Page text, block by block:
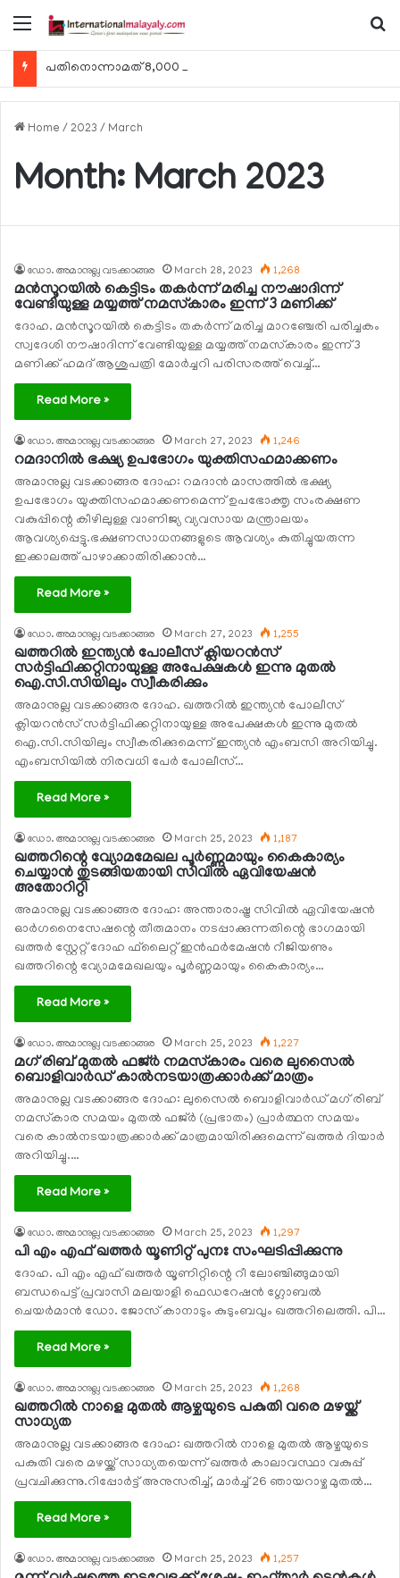
Menu
Home / 2023 / March
Month: March 2023
ഡോ. അമാനുല്ല വടക്കാങ്ങര March 28, 2023 1,268
മന്‍സൂറയില്‍ കെട്ടിടം തകര്‍ന്ന് മരിച്ച നൗഷാദിന്ന്
വേണ്ടിയുള്ള മയ്യത്ത് നമസ്‌കാരം ഇന്ന് 3 മണിക്ക്
ദോഹ. മന്‍സൂറയില്‍ കെട്ടിടം തകര്‍ന്ന് മരിച്ച മാറഞ്ചേരി പരിച്ചകം
സ്വദേശി നൗഷാദിന്ന് വേണ്ടിയുള്ള മയ്യത്ത് നമസ്‌കാരം ഇന്ന് 3
മണിക്ക് ഹമദ് ആശുപത്രി മോര്‍ച്ചറി പരിസരത്ത് വെച്ച്…
Read More »
ഡോ. അമാനുല്ല വടക്കാങ്ങര March 27, 2023 1,246
റമദാനില്‍ ഭക്ഷ്യ ഉപഭോഗം യുക്തിസഹമാക്കണം
അമാനുല്ല വടക്കാങ്ങര ദോഹ: റമദാന്‍ മാസത്തില്‍ ഭക്ഷ്യ
ഉപഭോഗം യുക്തിസഹമാക്കണമെന്ന് ഉപഭോക്തൃ സംരക്ഷണ
വകുപ്പിന്റെ കീഴിലുള്ള വാണിജ്യ വ്യവസായ മന്ത്രാലയം
ആവശ്യപ്പെട്ടു.ഭക്ഷണസാധനങ്ങളുടെ ആവശ്യം കുതിച്ചുയരുന്ന
ഇക്കാലത്ത് പാഴാക്കാതിരിക്കാന്‍…
Read More »
ഡോ. അമാനുല്ല വടക്കാങ്ങര March 27, 2023 1,255
ഖത്തറില്‍ ഇന്ത്യന്‍ പോലീസ് ക്ലിയറന്‍സ്
സര്‍ട്ടിഫിക്കറ്റിനായുള്ള അപേക്ഷകള്‍ ഇന്നു മുതല്‍
ഐ.സി.സിയിലും സ്വീകരിക്കും
അമാനുല്ല വടക്കാങ്ങര ദോഹ. ഖത്തറില്‍ ഇന്ത്യന്‍ പോലീസ്
ക്ലിയറന്‍സ് സര്‍ട്ടിഫിക്കറ്റിനായുള്ള അപേക്ഷകള്‍ ഇന്നു മുതല്‍
ഐ.സി.സിയിലും സ്വീകരിക്കുമെന്ന് ഇന്ത്യന്‍ എംബസി അറിയിച്ചു.
എംബസിയില്‍ നിരവധി പേര്‍ പോലീസ്…
Read More »
ഡോ. അമാനുല്ല വടക്കാങ്ങര March 25, 2023 1,187
ഖത്തറിന്റെ വ്യോമമേഖല പൂര്‍ണ്ണമായും കൈകാര്യം
ചെയ്യാന്‍ തുടങ്ങിയതായി സിവില്‍ ഏവിയേഷന്‍
അതോറിറ്റി
അമാനുല്ല വടക്കാങ്ങര ദോഹ: അന്താരാഷ്ട്ര സിവില്‍ ഏവിയേഷന്‍
ഓര്‍ഗനൈസേഷന്റെ തീരുമാനം നടപ്പാക്കുന്നതിന്റെ ഭാഗമായി
ഖത്തര്‍ സ്റ്റേറ്റ് ദോഹ ഫ്‌ലൈറ്റ് ഇന്‍ഫര്‍മേഷന്‍ റീജിയണും
ഖത്തറിന്റെ വ്യോമമേഖലയും പൂര്‍ണ്ണമായും കൈകാര്യം…
Read More »
ഡോ. അമാനുല്ല വടക്കാങ്ങര March 25, 2023 1,227
മഗ് രിബ് മുതല്‍ ഫജ്ര്‍ നമസ്‌കാരം വരെ ലുസൈല്‍
ബൊളിവാര്‍ഡ് കാല്‍നടയാത്രക്കാര്‍ക്ക് മാത്രം
അമാനുല്ല വടക്കാങ്ങര ദോഹ: ലുസൈല്‍ ബൊളിവാര്‍ഡ് മഗ് രിബ്
നമസ്‌കാര സമയം മുതല്‍ ഫജ്ര്‍ (പ്രഭാതം) പ്രാര്‍ത്ഥന സമയം
വരെ കാല്‍നടയാത്രക്കാര്‍ക്ക് മാത്രമായിരിക്കുമെന്ന് ഖത്തര്‍ ദിയാര്‍
അറിയിച്ചു.…
Read More »
ഡോ. അമാനുല്ല വടക്കാങ്ങര March 25, 2023 1,297
പി എം എഫ് ഖത്തര്‍ യൂണിറ്റ് പുനഃ സംഘടിപ്പിക്കുന്നു
ദോഹ. പി എം എഫ് ഖത്തര്‍ യൂണിറ്റിന്റെ റീ ലോഞ്ചിങ്ങുമായി
ബന്ധപെട്ട് പ്രവാസി മലയാളി ഫെഡറേഷന്‍ ഗ്ലോബല്‍
ചെയര്‍മാന്‍ ഡോ. ജോസ് കാനാടും കുടുംബവും ഖത്തറിലെത്തി. പി…
Read More »
ഡോ. അമാനുല്ല വടക്കാങ്ങര March 25, 2023 1,268
ഖത്തറില്‍ നാളെ മുതല്‍ ആഴ്ചയുടെ പകുതി വരെ മഴയ്ക്ക്
സാധ്യത
അമാനുല്ല വടക്കാങ്ങര ദോഹ: ഖത്തറില്‍ നാളെ മുതല്‍ ആഴ്ചയുടെ
പകുതി വരെ മഴയ്ക്ക് സാധ്യതയെന്ന് ഖത്തര്‍ കാലാവസ്ഥാ വകുപ്പ്
പ്രവചിക്കുന്നു.റിപ്പോര്‍ട്ട് അനുസരിച്ച്, മാര്‍ച്ച് 26 ഞായറാഴ്ച മുതല്‍…
Read More »
ഡോ. അമാനുല്ല വടക്കാങ്ങര March 25, 2023 1,257